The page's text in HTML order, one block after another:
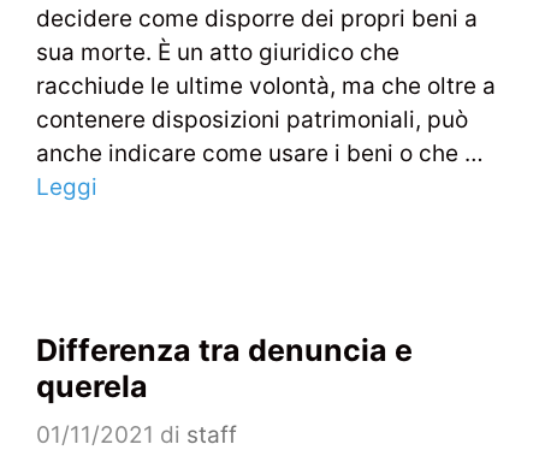
decidere come disporre dei propri beni a
sua morte. È un atto giuridico che
racchiude le ultime volontà, ma che oltre a
contenere disposizioni patrimoniali, può
anche indicare come usare i beni o che …
Leggi
Differenza tra denuncia e
querela
01/11/2021 di staff